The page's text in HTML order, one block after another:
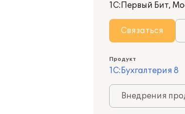
1С:Первый Бит,
Связаться
Продукт
1С:Бухгалтерия 8
Внедрения